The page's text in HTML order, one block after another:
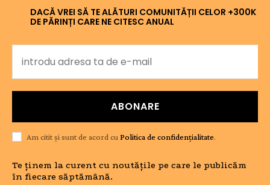
DACĂ VREI SĂ TE ALĂTURI COMUNITĂȚII CELOR +300K
DE PĂRINȚI CARE NE CITESC ANUAL
ABONARE
Am citit și sunt de acord cu Politica de confidențialitate.
Te ținem la curent cu noutățile pe care le publicăm
în fiecare săptămână.